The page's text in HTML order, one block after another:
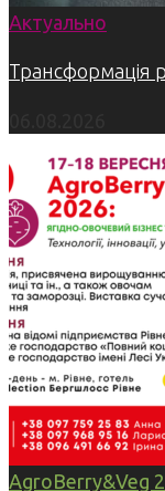
Актуально
Трансформація
AgroBerry&Veg